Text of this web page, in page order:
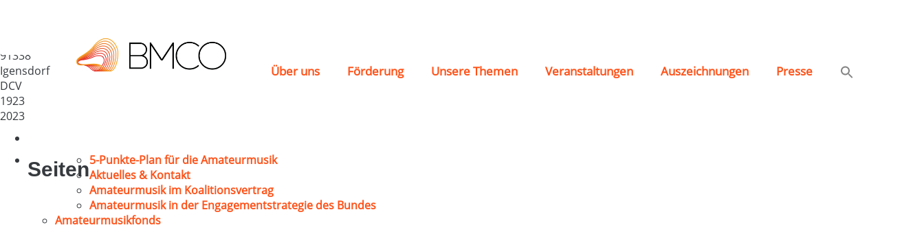
Über uns Förderung Unsere Themen Veranstaltungen Auszeichnungen Presse
91338
Igensdorf
DCV
1923
2023
Seiten5-Punkte-Plan für die Amateurmusik
Aktuelles & Kontakt
Amateurmusik im Koalitionsvertrag
Amateurmusik in der Engagementstrategie des Bundes
Amateurmusikfonds